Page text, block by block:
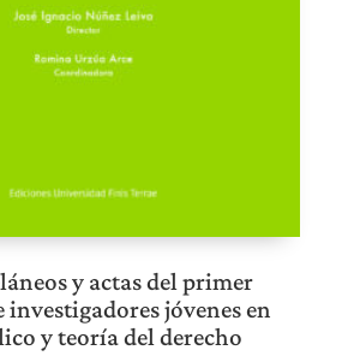
y actas del primer
investigadores jóvenes en
y teoría del derecho